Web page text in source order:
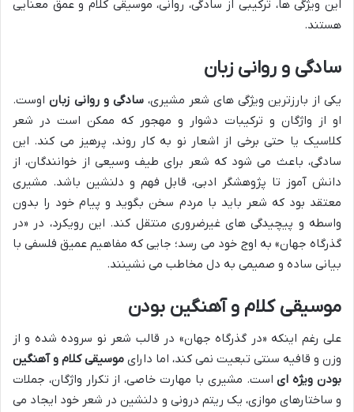
این ویژگی ها، ترکیبی از سادگی، روانی، موسیقی کلام و عمق معنایی
هستند.
سادگی و روانی زبان
یکی از بارزترین ویژگی های شعر مشیری، سادگی و روانی زبان اوست.
او از واژگان و ترکیبات دشوار و مهجور که ممکن است در شعر
کلاسیک یا حتی برخی از اشعار نو به کار روند، پرهیز می کند. این
سادگی، باعث می شود که شعر برای طیف وسیعی از خوانندگان، از
دانش آموز تا پژوهشگر ادبی، قابل فهم و دلنشین باشد. مشیری
معتقد بود که شعر باید با مردم سخن بگوید و پیام خود را بدون
واسطه و پیچیدگی های غیرضروری منتقل کند. این رویکرد، در «در
گذرگاه جهان» به اوج خود می رسد؛ جایی که مفاهیم عمیق فلسفی با
بیانی ساده و صمیمی به دل مخاطب می نشینند.
موسیقی کلام و آهنگین بودن
علی رغم اینکه «در گذرگاه جهان» در قالب شعر نو سروده شده و از
وزن و قافیه سنتی تبعیت نمی کند، اما دارای موسیقی کلام و آهنگین
بودن ویژه ایاست. مشیری با مهارت خاصی، از تکرار واژگان، جملات
و ساختارهای موازی، یک ریتم درونی و دلنشین در شعر خود ایجاد می